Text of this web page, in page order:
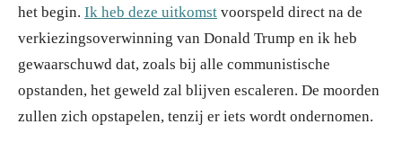
het begin. Ik heb deze uitkomst voorspeld direct na de
verkiezingsoverwinning van Donald Trump en ik heb
gewaarschuwd dat, zoals bij alle communistische
opstanden, het geweld zal blijven escaleren. De moorden
zullen zich opstapelen, tenzij er iets wordt ondernomen.